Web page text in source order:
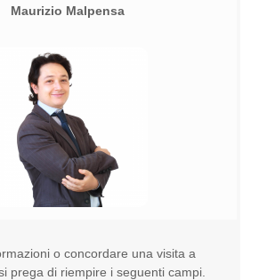
Maurizio Malpensa
o concordare una visita a
prega di riempire i seguenti campi.